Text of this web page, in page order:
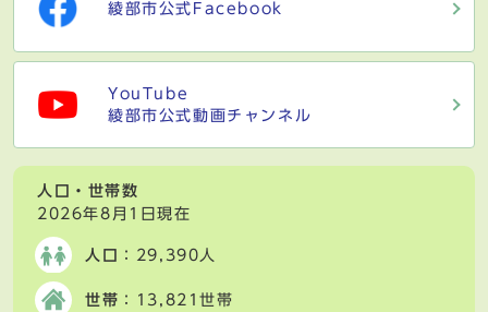
綾部市公式Facebook
YouTube
綾部市公式動画チャンネル
人口・世帯数
2026年8月1日現在
人口 ：29,390人
世帯 ：13,821世帯